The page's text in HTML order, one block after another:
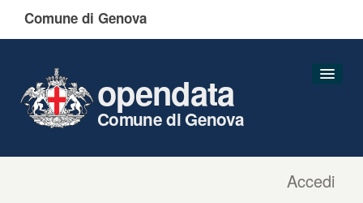
Comune di Genova
Accedi
opendata
Comune di Genova